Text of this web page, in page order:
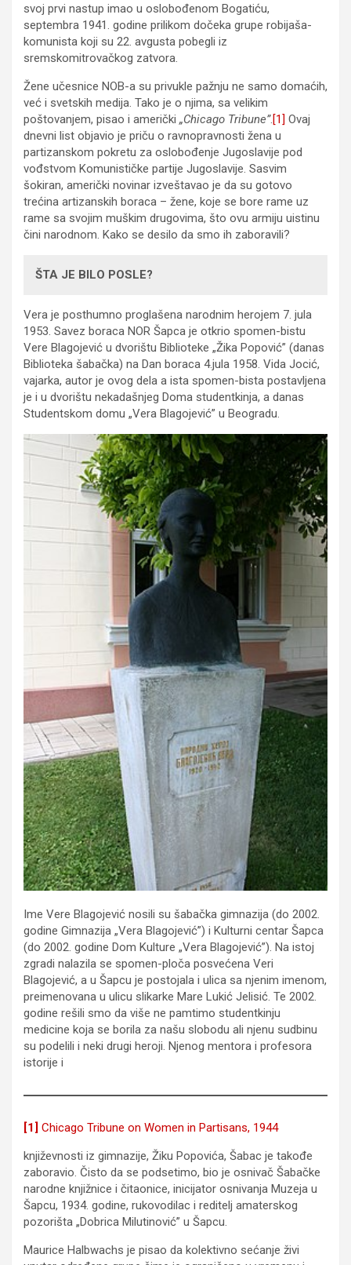
svoj prvi nastup imao u oslobođenom Bogatiću,
septembra 1941. godine prilikom dočeka grupe robijaša-
komunista koji su 22. avgusta pobegli iz
sremskomitrovačkog zatvora.
Žene učesnice NOB-a su privukle pažnju ne samo domaćih,
već i svetskih medija. Tako je o njima, sa velikim
poštovanjem, pisao i američki „Chicago Tribune”.[1] Ovaj
dnevni list objavio je priču o ravnopravnosti žena u
partizanskom pokretu za oslobođenje Jugoslavije pod
vođstvom Komunističke partije Jugoslavije. Sasvim
šokiran, američki novinar izveštavao je da su gotovo
trećina artizanskih boraca – žene, koje se bore rame uz
rame sa svojim muškim drugovima, što ovu armiju uistinu
čini narodnom. Kako se desilo da smo ih zaboravili?
ŠTA JE BILO POSLE?
Vera je posthumno proglašena narodnim herojem 7. jula
1953. Savez boraca NOR Šapca je otkrio spomen-bistu
Vere Blagojević u dvorištu Biblioteke „Žika Popović” (danas
Biblioteka šabačka) na Dan boraca 4.jula 1958. Vida Jocić,
vajarka, autor je ovog dela a ista spomen-bista postavljena
je i u dvorištu nekadašnjeg Doma studentkinja, a danas
Studentskom domu „Vera Blagojević” u Beogradu.
Ime Vere Blagojević nosili su šabačka gimnazija (do 2002.
godine Gimnazija „Vera Blagojević”) i Kulturni centar Šapca
(do 2002. godine Dom Kulture „Vera Blagojević”). Na istoj
zgradi nalazila se spomen-ploča posvećena Veri
Blagojević, a u Šapcu je postojala i ulica sa njenim imenom,
preimenovana u ulicu slikarke Mare Lukić Jelisić. Te 2002.
godine rešili smo da više ne pamtimo studentkinju
medicine koja se borila za našu slobodu ali njenu sudbinu
su podelili i neki drugi heroji. Njenog mentora i profesora
istorije i
[1] Chicago Tribune on Women in Partisans, 1944
književnosti iz gimnazije, Žiku Popovića, Šabac je takođe
zaboravio. Čisto da se podsetimo, bio je osnivač Šabačke
narodne knjižnice i čitaonice, inicijator osnivanja Muzeja u
Šapcu, 1934. godine, rukovodilac i reditelj amaterskog
pozorišta „Dobrica Milutinović” u Šapcu.
Maurice Halbwachs je pisao da kolektivno sećanje živi